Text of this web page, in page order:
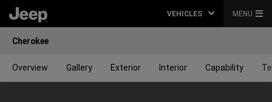
VEHICLES MENU
Cherokee
Overview Gallery Exterior Interior Capability